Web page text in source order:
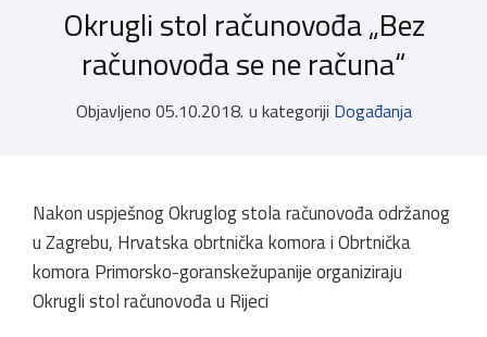
Okrugli stol računovođa „Bez
računovođa se ne računa“
Objavljeno 05.10.2018. u kategoriji Događanja
Nakon uspješnog Okruglog stola računovođa održanog
u Zagrebu, Hrvatska obrtnička komora i Obrtnička
komora Primorsko-goranskežupanije organiziraju
Okrugli stol računovođa u Rijeci